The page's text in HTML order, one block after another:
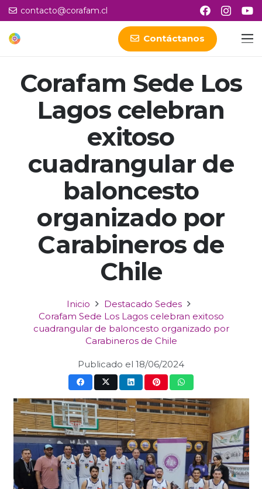
contacto@corafam.cl
Contáctanos
Corafam Sede Los
Lagos celebran
exitoso
cuadrangular de
baloncesto
organizado por
Carabineros de
Chile
Inicio
Destacado Sedes
Corafam Sede Los Lagos celebran exitoso
cuadrangular de baloncesto organizado por
Carabineros de Chile
Publicado el 18/06/2024